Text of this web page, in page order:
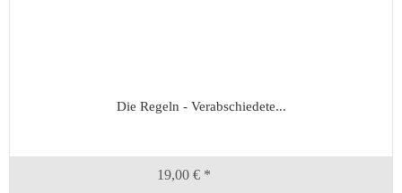
Die Regeln - Verabschiedete...
19,00 € *